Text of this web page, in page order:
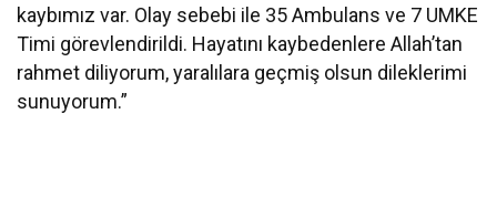
kaybımız var. Olay sebebi ile 35 Ambulans ve 7 UMKE
Timi görevlendirildi. Hayatını kaybedenlere Allah’tan
rahmet diliyorum, yaralılara geçmiş olsun dileklerimi
sunuyorum.”